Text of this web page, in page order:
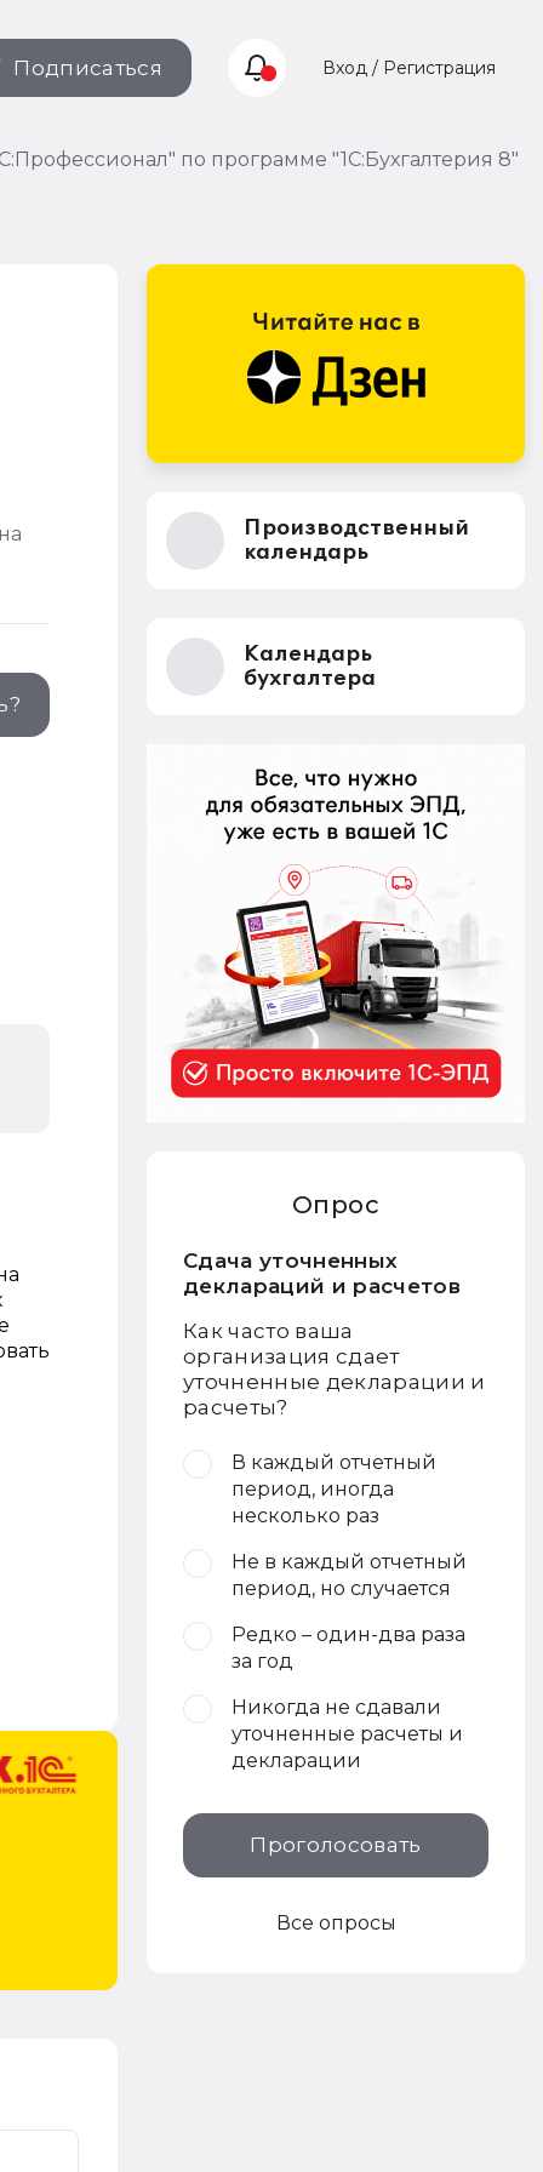
Подписаться Вход / Регистрация
по программе "1С:Бухгалтерия 8"
Производственный
календарь
Календарь
бухгалтера
Опрос
Сдача уточненных
деклараций и расчетов
Как часто ваша
организация сдает
уточненные декларации и
расчеты?
В каждый отчетный
период, иногда
несколько раз
Не в каждый отчетный
период, но случается
Редко – один-два раза
за год
Никогда не сдавали
уточненные расчеты и
декларации
Проголосовать
Все опросы